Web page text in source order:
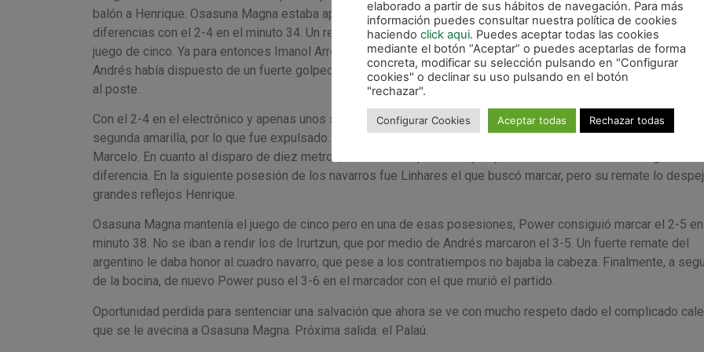
balón a Henrique. Osasuna Magna estaba apretando mucho y finalmente el propio Fabinho acabó recortando
diferencias con el 2-4 en el minuto 34. Un remate dentro del área que dio por finalizada una magnífica
juego de cinco. Ya para entonces Imanol Arregui se había decantado por el portero jugador. Incluso, antes del gol
Andrés había dispuesto de un fuerte golpeo desde la frontal, en cuya acción el balón pegó en un defensor y lo
al poste.
Con el 2-4 en el electrónico y apenas unos segundos después, Dani Zurdo cometió la quinta falta local y vio la
segunda amarilla, por lo que fue expulsado. También el Noia se iba a quedar con un jugador menos por
Marcelo. En cuanto al disparo de diez metros, Pirata no lo aprovechó y el partido continuó con los dos goles de
diferencia. En la siguiente posesión de los navarros fue Linhares el que buscó marcar, pero su remate lo
grandes reflejos Henrique.
Osasuna Magna mantenía el juego de cinco pero en una de esas posesiones, Power consiguió marcar el 2-5 en
minuto 38. No se iban a rendir los de Irurtzun, que por medio de Andrés marcaron el 3-5. Un fuerte remate del
argentino le daba honor al cuadro navarro, que pese a los contratiempos no bajaba la cabeza. Finalmente, a
de la bocina, de nuevo Power puso el 3-6 en el marcador con el que murió el partido.
Oportunidad perdida para sentenciar una salvación que ahora se ve con mucho respeto dado el complicado
que se le avecina a Osasuna Magna. Próxima salida: el Palaú.
elaborado a partir de sus hábitos de navegación. Para más
información puedes consultar nuestra política de cookies
haciendo click aqui. Puedes aceptar todas las cookies
mediante el botón “Aceptar” o puedes aceptarlas de forma
concreta, modificar su selección pulsando en "Configurar
cookies" o declinar su uso pulsando en el botón
"rechazar".
Configurar Cookies Aceptar todas Rechazar todas